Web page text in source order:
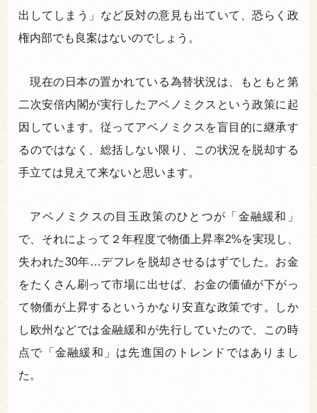
出してしまう」など反対の意見も出ていて、恐らく政
権内部でも良案はないのでしょう。
現在の日本の置かれている為替状況は、もともと第
二次安倍内閣が実行したアベノミクスという政策に起
因しています。従ってアベノミクスを盲目的に継承す
るのではなく、総括しない限り、この状況を脱却する
手立ては見えて来ないと思います。
アベノミクスの目玉政策のひとつが「金融緩和」
で、それによって２年程度で物価上昇率2%を実現し、
失われた30年…デフレを脱却させるはずでした。お金
をたくさん刷って市場に出せば、お金の価値が下がっ
て物価が上昇するというかなり安直な政策です。しか
し欧州などでは金融緩和が先行していたので、この時
点で「金融緩和」は先進国のトレンドではありまし
た。